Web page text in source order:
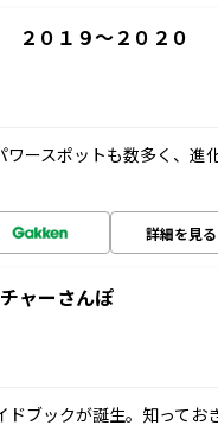
０１９～２０２０
ースポットも数多く、進
詳細を見る
ャーさんぽ
ブックが誕生。知ってお